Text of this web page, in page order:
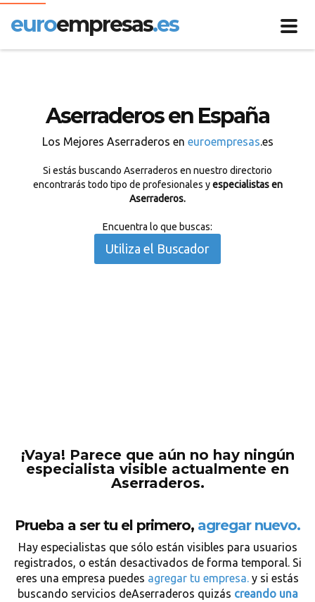
euroempresas.es
Aserraderos en España
Los Mejores Aserraderos en euroempresas.es
Si estás buscando Aserraderos en nuestro directorio
encontrarás todo tipo de profesionales yespecialistas en
Aserraderos.
Encuentra lo que buscas:
Utiliza el Buscador
¡Vaya! Parece que aún no hay ningún
especialista visible actualmente en
Aserraderos.
Prueba a ser tu el primero, agregar nuevo.
Hay especialistas que sólo están visibles para usuarios
registrados, o están desactivados de forma temporal. Si
eres una empresa puedes agregar tu empresa. y si estás
buscando servicios deAserraderos quizás creando una